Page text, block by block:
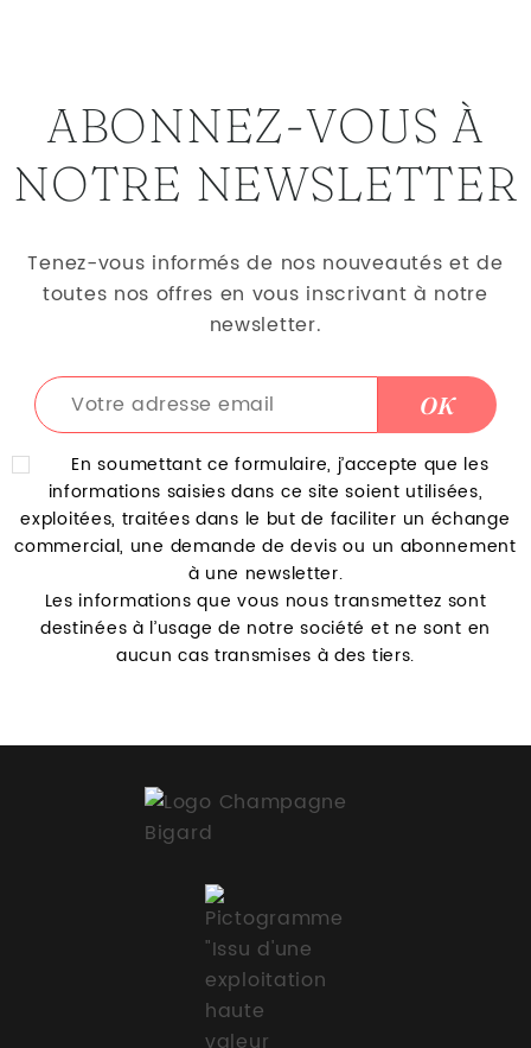
ABONNEZ-VOUS À
NOTRE NEWSLETTER
Tenez-vous informés de nos nouveautés et de
toutes nos offres en vous inscrivant à notre
newsletter.
En soumettant ce formulaire, j’accepte que les
informations saisies dans ce site soient utilisées,
exploitées, traitées dans le but de faciliter un échange
commercial, une demande de devis ou un abonnement
à une newsletter.
Les informations que vous nous transmettez sont
destinées à l’usage de notre société et ne sont en
aucun cas transmises à des tiers.